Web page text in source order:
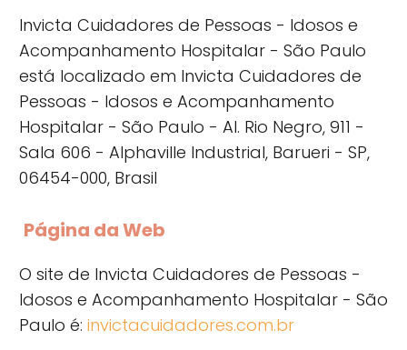
Invicta Cuidadores de Pessoas - Idosos e
Acompanhamento Hospitalar - São Paulo
está localizado em Invicta Cuidadores de
Pessoas - Idosos e Acompanhamento
Hospitalar - São Paulo - Al. Rio Negro, 911 -
Sala 606 - Alphaville Industrial, Barueri - SP,
06454-000, Brasil
Página da Web
O site de Invicta Cuidadores de Pessoas -
Idosos e Acompanhamento Hospitalar - São
Paulo é: invictacuidadores.com.br